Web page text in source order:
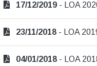
17/12/2019 - LOA
23/11/2018 - LOA
04/01/2018 - LOA